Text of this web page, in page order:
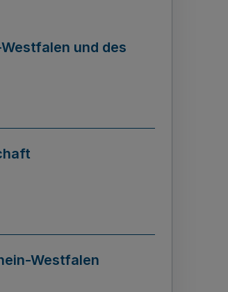
und des
Westfalen